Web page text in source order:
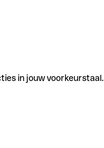
in jouw voorkeurstaal.